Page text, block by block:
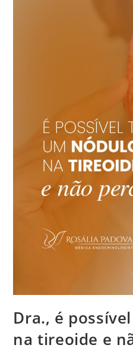
Dra., é
na tireoide e